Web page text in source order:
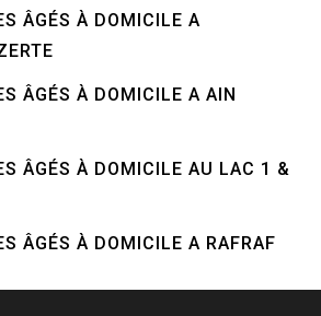
ÂGÉS À DOMICILE A
ÂGÉS À DOMICILE A AIN
ÂGÉS À DOMICILE AU LAC 1 &
ÂGÉS À DOMICILE A RAFRAF